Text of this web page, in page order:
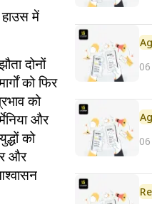
हाउस में
दोनों
को फिर
को
और
को
और